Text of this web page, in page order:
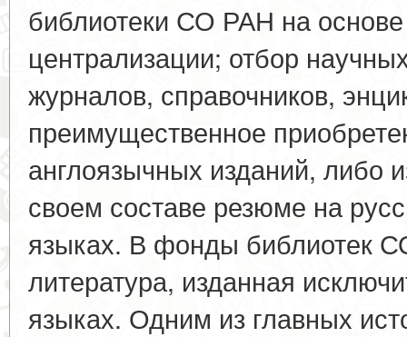
библиотеки СО РАН на
централизации; отбор
журналов, справочников,
преимущественное
англоязычных изданий, либо
своем составе резюме на
языках. В фонды библиотек
литература, изданная
языках. Одним из главных